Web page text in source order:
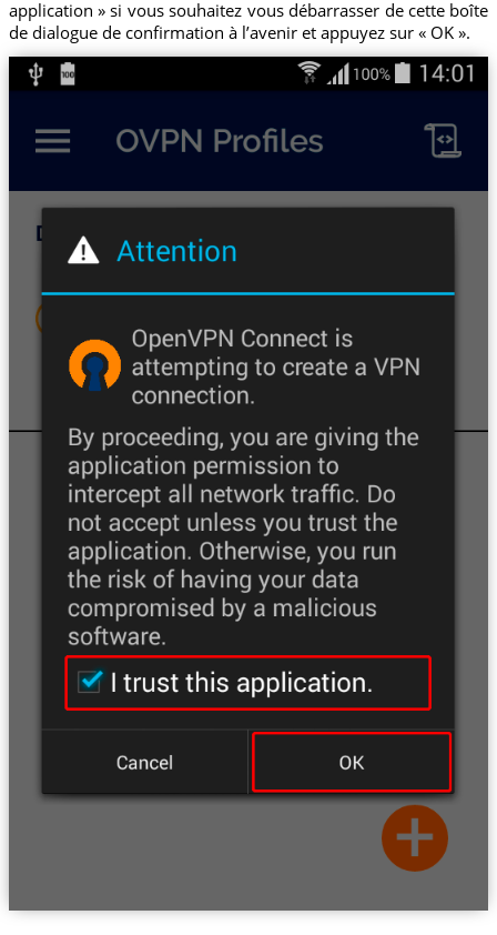
application » si vous souhaitez vous débarrasser de cette boîte
de dialogue de confirmation à l’avenir et appuyez sur « OK ».